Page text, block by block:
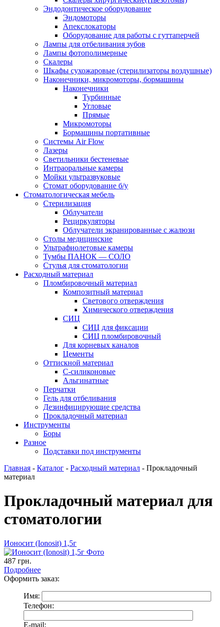
Эндодонтическое оборудование
Эндомоторы
Апекслокаторы
Оборудование для работы с гуттаперчей
Лампы для отбеливания зубов
Лампы фотополимерные
Скалеры
Шкафы сухожаровые (стерилизаторы воздушные)
Наконечники, микромоторы, бормашины
Наконечники
Турбинные
Угловые
Прямые
Микромоторы
Бормашины портативные
Системы Air Flow
Лазеры
Светильники бестеневые
Интраоральные камеры
Мойки ультразвуковые
Стомат оборудование б/у
Стоматологическая мебель
Стерилизация
Облучатели
Рециркуляторы
Облучатели экранированные с жалюзи
Столы медицинские
Ультрафиолетовые камеры
Тумбы ПАНОК — СОЛО
Стулья для стоматологии
Расходный материал
Пломбировочный материал
Композитный материал
Светового отверждения
Химического отверждения
СИЦ
СИЦ для фиксации
СИЦ пломбировочный
Для корневых каналов
Цементы
Оттискной материал
С-силиконовые
Альгинатные
Перчатки
Гель для отбеливания
Дезинфицирующие средства
Прокладочный материал
Инструменты
Боры
Разное
Подставки под инструменты
Главная - Каталог - Расходный материал - Прокладочный
материал
Прокладочный материал для
стоматологии
Ионосит (Ionosit) 1,5г
487 грн.
Подробнее
Оформить заказ:
Имя:
Телефон:
E-mail: